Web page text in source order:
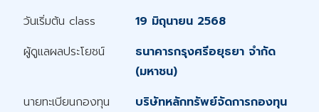
วันเริ่มต้น class
19 มิถุนายน 2568
ผู้ดูแลผลประโยชน์
ธนาคารกรุงศรีอยุธยา จำกัด
(มหาชน)
นายทะเบียนกองทุน
บริษัทหลักทรัพย์จัดการกองทุน